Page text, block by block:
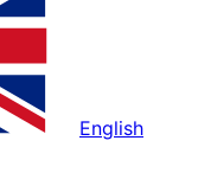
English